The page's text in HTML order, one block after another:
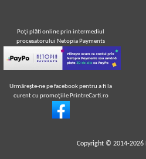
Poţi plăti online prin intermediul
procesatorului Netopia Payments
Urmăreşte-ne pe facebook pentru a fi la
curent cu promoţiile PrintreCarti.ro
Copyright © 2014-2026